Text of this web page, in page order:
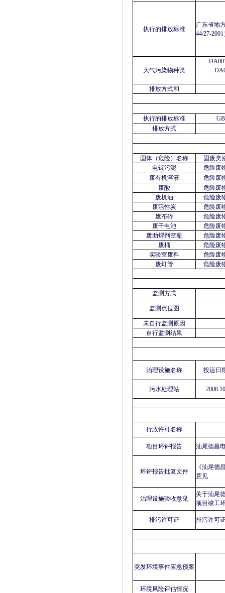
执行的排放标准
广东省地
44/27-
大气污染物种类
排放方式和
执行的排放标准
排放方式
固体（危险）名称
固废类
电镀污泥
危险废
废有机溶液
危险废
废酸
危险废
废机油
危险废
废活性炭
危险废
废布碎
危险废
废干电池
危险废
废助焊剂空瓶
危险废
废桶
危险废
实验室废料
危险废
废灯管
危险废
监测方式
监测点位图
未自行监测原因
自行监测结果
治理设施名称 投运日
污水处理站 2008.10
行政许可名称
项目环评报告 汕尾德昌
环评报告批复文件
《汕尾德
意见
治理设施验收意见
关于汕尾
项目竣工
排污许可证 排污许可
突发环境事件应急预案
环境风险评估情况